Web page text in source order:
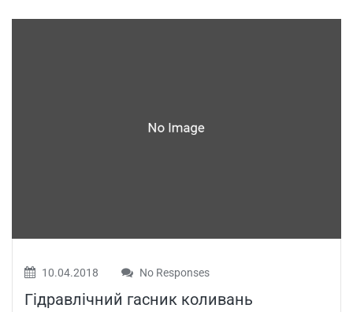
10.04.2018 No Responses
Гідравлічний гасник коливань